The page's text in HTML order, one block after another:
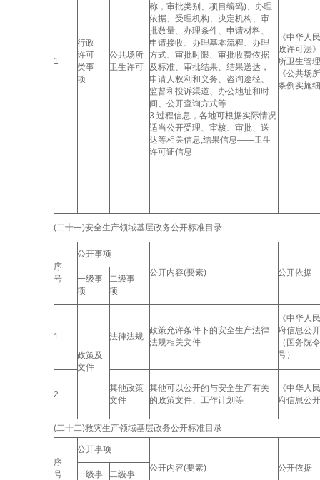
1
行政
许可
类事
项
公共场所
卫生许可
称，审批类别、项目编码)、办理
依据、受理机构、决定机构、审
批数量、办理条件、申请材料、
申请接收、办理基本流程、办理
方式、审批时限、审批收费依据
及标准、审批结果、结果送达，
申请人权利和义务、咨询途径、
监督和投诉渠道、办公地址和时
间、公开查询方式等
3.过程信息，各地可根据实际情况
适当公开受理、审核、审批、送
达等相关信息,结果信息——卫生
许可证信息
《中华人
政许可法
所卫生管
《公共场
条例实施
(二十一)安全生产领域基层政务公开标准目录
序
号
公开事项
公开内容(要素)
公开依据
一级事
项
二级事
项
1
政策及
文件
法律法规
政策允许条件下的安全生产法律
法规相关文件
《中华人
府信息公
（国务院
号）
2
其他政策
文件
其他可以公开的与安全生产有关
的政策文件、工作计划等
《中华人
府信息公
(二十二)救灾生产领域基层政务公开标准目录
序
号
公开事项
公开内容(要素)
公开依据
一级事
二级事